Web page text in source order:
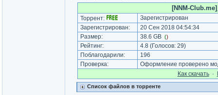
[NNM-
Торрент:
Зарегистрирован
Зарегистрирован:
20 Сен 2018 04:54:34
Размер:
38.6 GB ()
Рейтинг: 4.8 (Голосов: 29)
Поблагодарили:
196
Проверка:
Оформление проверено
Как cкачать·
Список файлов в торренте